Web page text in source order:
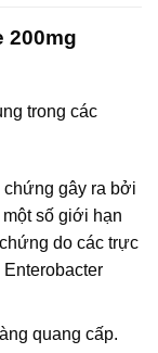
200mg
trong các
gây ra bởi
số giới hạn
do các trực
quang cấp.